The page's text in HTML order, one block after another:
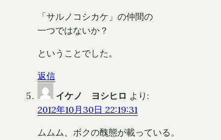
「サルノコシカケ」の仲間の
一つではないか？
ということでした。
返信
イケノ ヨシヒロ より:
2012年10月30日 22:19:31
ムムム、ボクの醜態が載っている。